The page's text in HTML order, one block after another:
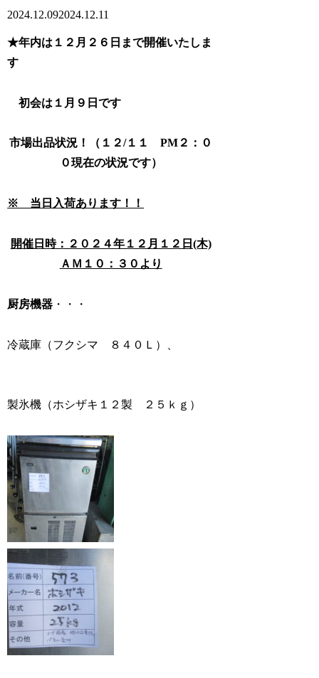
2024.12.092024.12.11
★年内は１２月２６日まで開催いたしま
す
初会は１月９日です
市場出品状況！（１２/１１ PM２：０
０現在の状況です）
※ 当日入荷あります！！
開催日時：２０２４年１２月１２日(木)
ＡＭ１０：３０より
厨房機器 ・・・
冷蔵庫（フクシマ ８４０Ｌ）、
製氷機（ホシザキ１２製 ２５ｋｇ）